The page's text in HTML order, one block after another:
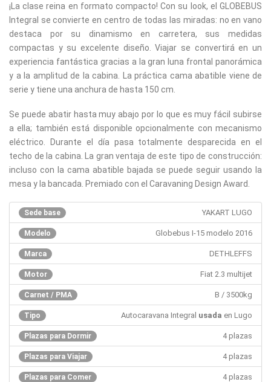
¡La clase reina en formato compacto! Con su look, el GLOBEBUS
Integral se convierte en centro de todas las miradas: no en vano
destaca por su dinamismo en carretera, sus medidas
compactas y su excelente diseño. Viajar se convertirá en un
experiencia fantástica gracias a la gran luna frontal panorámica
y a la amplitud de la cabina. La práctica cama abatible viene de
serie y tiene una anchura de hasta 150 cm.
Se puede abatir hasta muy abajo por lo que es muy fácil subirse
a ella; también está disponible opcionalmente con mecanismo
eléctrico. Durante el día pasa totalmente desparecida en el
techo de la cabina. La gran ventaja de este tipo de construcción:
incluso con la cama abatible bajada se puede seguir usando la
mesa y la bancada. Premiado con el Caravaning Design Award.
Sede base YAKART LUGO
Modelo Globebus I-15 modelo 2016
Marca DETHLEFFS
Motor Fiat 2.3 multijet
Carnet / PMA B / 3500kg
Tipo Autocaravana Integral usada en Lugo
Plazas para Dormir 4 plazas
Plazas para Viajar 4 plazas
Plazas para Comer 4 plazas